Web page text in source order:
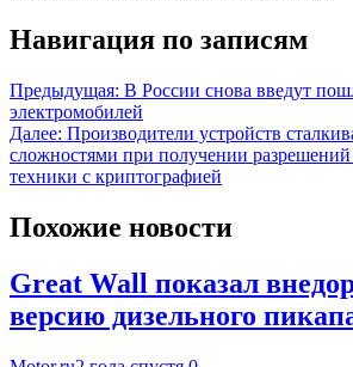
Навигация по записям
Предыдущая: В России снова введут
электромобилей
Далее: Производители устройств
сложностями при получении
техники с криптографией
Похожие новости
Great Wall показал
версию дизельного